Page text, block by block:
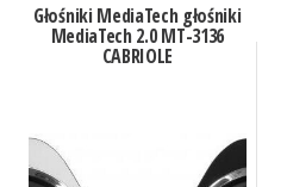
Głośniki MediaTech głośniki
MediaTech 2.0 MT-3136
CABRIOLE